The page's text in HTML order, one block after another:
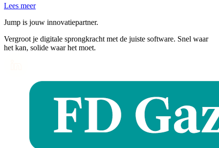
Lees meer
Jump is jouw innovatiepartner.
Vergroot je digitale sprongkracht met de juiste software. Snel waar
het kan, solide waar het moet.